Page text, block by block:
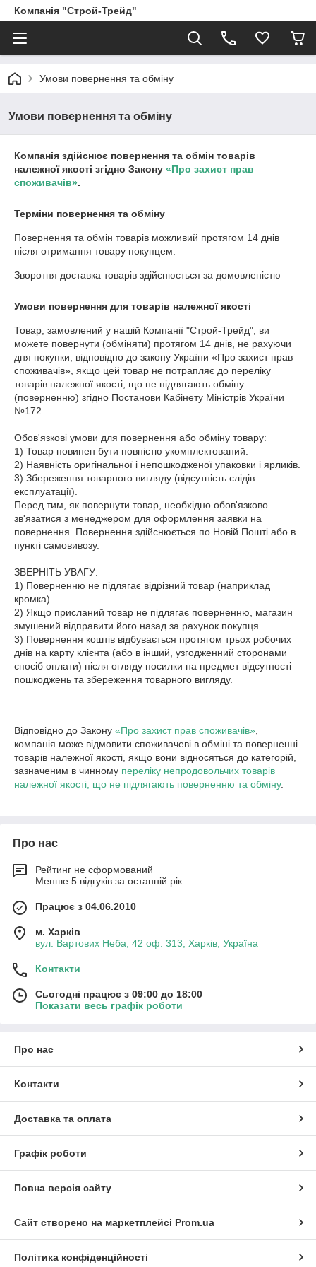
Компанія "Строй-Трейд"
Умови повернення та обміну
Умови повернення та обміну
Компанія здійснює повернення та обмін товарів
належної якості згідно Закону «Про захист прав
споживачів».
Терміни повернення та обміну
Повернення та обмін товарів можливий протягом 14 днів
після отримання товару покупцем.
Зворотня доставка товарів здійснюється за домовленістю
Умови повернення для товарів належної якості
Товар, замовлений у нашій Компанії "Строй-Трейд", ви
можете повернути (обміняти) протягом 14 днів, не рахуючи
дня покупки, відповідно до закону України «Про захист прав
споживачів», якщо цей товар не потрапляє до переліку
товарів належної якості, що не підлягають обміну
(поверненню) згідно Постанови Кабінету Міністрів України
№172.
Обов'язкові умови для повернення або обміну товару:
1) Товар повинен бути повністю укомплектований.
2) Наявність оригінальної і непошкодженої упаковки і ярликів.
3) Збереження товарного вигляду (відсутність слідів
експлуатації).
Перед тим, як повернути товар, необхідно обов'язково
зв'язатися з менеджером для оформлення заявки на
повернення. Повернення здійснюється по Новій Пошті або в
пункті самовивозу.
ЗВЕРНІТЬ УВАГУ:
1) Поверненню не підлягає відрізний товар (наприклад
кромка).
2) Якщо присланий товар не підлягає поверненню, магазин
змушений відправити його назад за рахунок покупця.
3) Повернення коштів відбувається протягом трьох робочих
днів на карту клієнта (або в інший, узгодженний сторонами
спосіб оплати) після огляду посилки на предмет відсутності
пошкоджень та збереження товарного вигляду.
Відповідно до Закону «Про захист прав споживачів»
компанія може відмовити споживачеві в обміні та поверненні
товарів належної якості, якщо вони відносяться до категорій,
зазначеним в чинному переліку непродовольчих товарів
належної якості, що не підлягають поверненню та обміну.
Про нас
Рейтинг не сформований
Менше 5 відгуків за останній рік
Працює з 04.06.2010
м. Харків
вул. Вартових Неба, 42 оф. 313, Харків, Україна
Контакти
Сьогодні працює з 09:00 до 18:00
Показати весь графік роботи
Про нас
Контакти
Доставка та оплата
Графік роботи
Повна версія сайту
Сайт створено на маркетплейсі Prom.ua
Політика конфіденційності